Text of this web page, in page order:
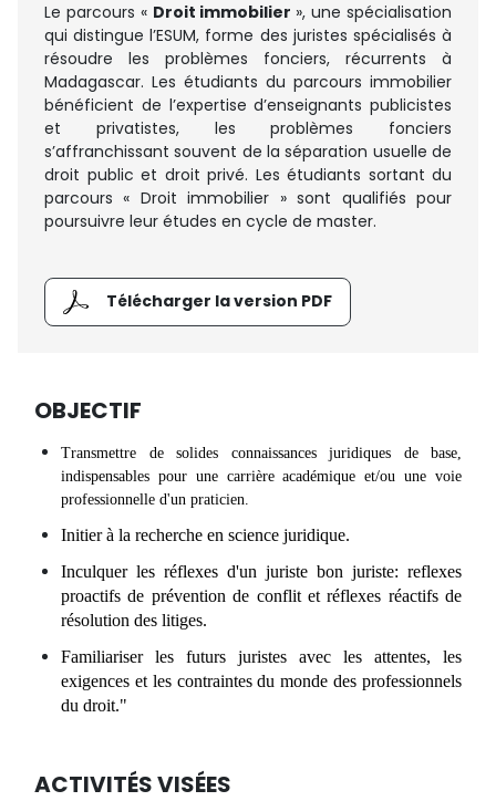
Le parcours « Droit immobilier », une spécialisation
qui distingue l’ESUM, forme des juristes spécialisés à
résoudre les problèmes fonciers, récurrents à
Madagascar. Les étudiants du parcours immobilier
bénéficient de l’expertise d’enseignants publicistes
et privatistes, les problèmes fonciers
s’affranchissant souvent de la séparation usuelle de
droit public et droit privé. Les étudiants sortant du
parcours « Droit immobilier » sont qualifiés pour
poursuivre leur études en cycle de master.
Télécharger la version PDF
OBJECTIF
Transmettre de solides connaissances juridiques de base,
indispensables pour une carrière académique et/ou une voie
professionnelle d'un praticien.
Initier à la recherche en science juridique.
Inculquer les réflexes d'un juriste bon juriste: reflexes
proactifs de prévention de conflit et réflexes réactifs de
résolution des litiges.
Familiariser les futurs juristes avec les attentes, les
exigences et les contraintes du monde des professionnels
du droit."
ACTIVITÉS VISÉES